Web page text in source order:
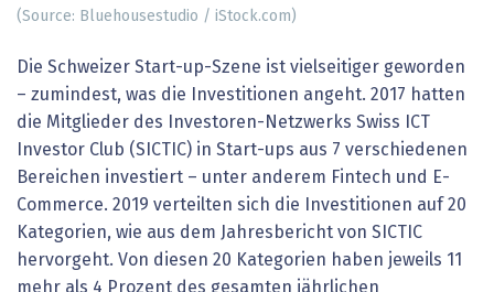
(Source: Bluehousestudio / iStock.com)
Die Schweizer Start-up-Szene ist vielseitiger geworden
– zumindest, was die Investitionen angeht. 2017 hatten
die Mitglieder des Investoren-Netzwerks Swiss ICT
Investor Club (SICTIC) in Start-ups aus 7 verschiedenen
Bereichen investiert – unter anderem Fintech und E-
Commerce. 2019 verteilten sich die Investitionen auf 20
Kategorien, wie aus dem Jahresbericht von SICTIC
hervorgeht. Von diesen 20 Kategorien haben jeweils 11
mehr als 4 Prozent des gesamten jährlichen